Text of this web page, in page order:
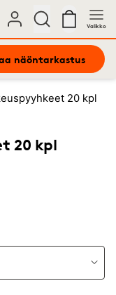
Valikko
näöntarkastus
20 kpl
20 kpl